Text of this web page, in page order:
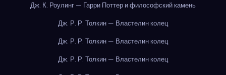
Дж. К. Роулинг — Гарри Поттер и философский камень
Дж. Р. Р. Толкин — Властелин колец
Дж. Р. Р. Толкин — Властелин колец
Дж. Р. Р. Толкин — Властелин колец